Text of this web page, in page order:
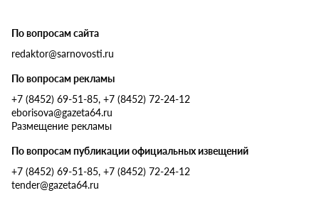
По вопросам сайта
redaktor@sarnovosti.ru
По вопросам рекламы
+7 (8452) 69-51-85, +7 (8452) 72-24-12
eborisova@gazeta64.ru
Размещение рекламы
По вопросам публикации официальных извещений
+7 (8452) 69-51-85, +7 (8452) 72-24-12
tender@gazeta64.ru